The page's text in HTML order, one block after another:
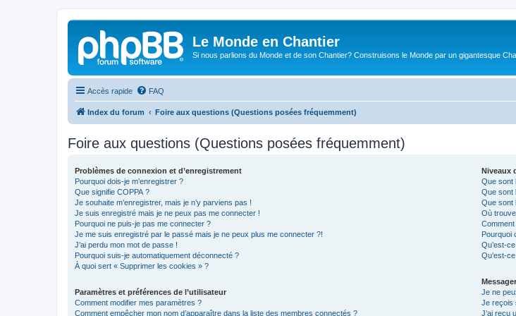
Le Monde en Chantier
Si nous parlions du Monde et de son Chantier? Construisons le Monde par un gigantesque
Accès rapide FAQ
Index du forum Foire aux questions (Questions posées fréquemment)
Foire aux questions (Questions posées fréquemment)
Problèmes de connexion et d’enregistrement
Pourquoi dois-je m’enregistrer ?
Que signifie COPPA ?
Je souhaite m’enregistrer, mais je n’y parviens pas !
Je suis enregistré mais je ne peux pas me connecter !
Pourquoi ne puis-je pas me connecter ?
Je me suis enregistré par le passé mais je ne peux plus me connecter ?!
J’ai perdu mon mot de passe !
Pourquoi suis-je automatiquement déconnecté ?
À quoi sert « Supprimer les cookies » ?
Paramètres et préférences de l’utilisateur
Comment modifier mes paramètres ?
Comment empêcher mon nom d’apparaître dans la liste des membres connectés ?
Niveaux
Que sont
Que sont
Que sont
Où
Pourquoi
Qu’est-
Qu’est-
Je ne
Je reçois
J’ai reçu